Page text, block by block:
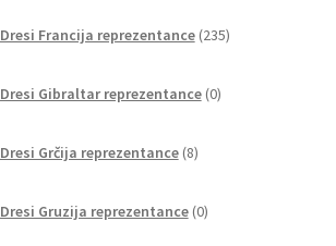
Dresi Francija reprezentance 235izdelkov
Dresi Gibraltar reprezentance 0izdelkov
Dresi Grčija reprezentance 8izdelkov
Dresi Gruzija reprezentance 0izdelkov